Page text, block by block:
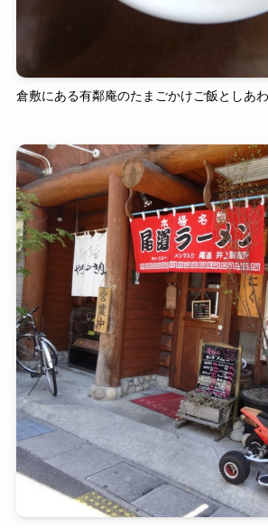
倉敷にある有鄰庵のたまごかけご飯としあ